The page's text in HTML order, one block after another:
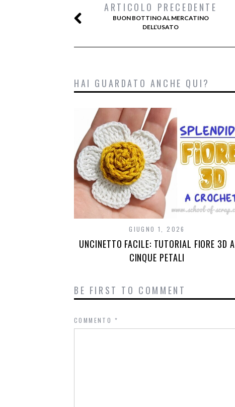
ARTICOLO PRECEDENTE
BUON BOTTINO AL MERCATINO
DELL’USATO
HAI GUARDATO ANCHE QUI?
GIUGNO 1, 2026
UNCINETTO FACILE: TUTORIAL FIORE 3D A
CINQUE PETALI
BE FIRST TO COMMENT
COMMENTO *